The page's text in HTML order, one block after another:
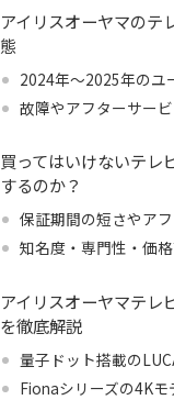
アイリスオーヤマのテ
態
2024年〜2025年のユ
故障やアフターサー
買ってはいけないテレ
するのか？
保証期間の短さやア
知名度・専門性・価
アイリスオーヤマテレ
を徹底解説
量子ドット搭載の
Fionaシリーズの4K